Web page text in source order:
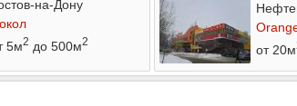
на-Дону
5м2 до 500м2
от 20м